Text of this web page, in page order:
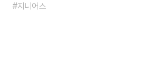
지니어스